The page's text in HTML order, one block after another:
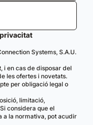
Systems, S.A.U.
i en cas de disposar del
les ofertes i novetats.
per obligació legal o
limitació,
considera que el
a la normativa, pot acudir